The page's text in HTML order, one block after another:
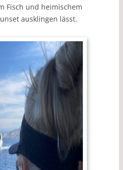
Fisch und heimischem
ausklingen lässt.